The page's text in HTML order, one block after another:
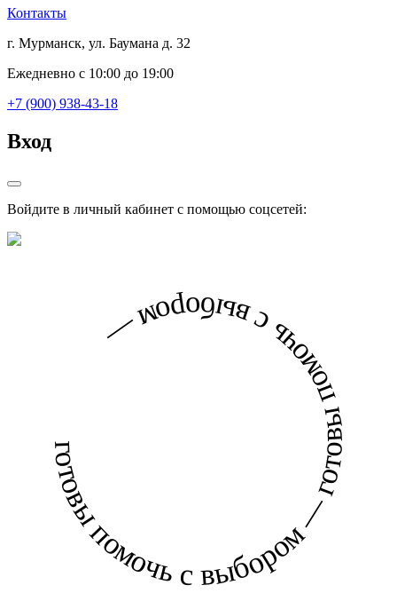
Контакты
г. Мурманск, ул. Баумана д. 32
Ежедневно с 10:00 до 19:00
+7 (900) 938-43-18
Вход
Войдите в личный кабинет с помощью соцсетей:
готовы помочь с выбором — готовы помочь с выбором —